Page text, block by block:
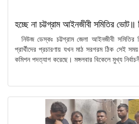
হচ্ছে না চট্টগ্রাম আইনজীবী সমিতির ভোট॥
নিউজ ডেস্কঃ চট্টগ্রাম জেলা আইনজীবী সমিতির
প্রার্থীদের প্রচারণায় যখন মাঠ সরগরম ঠিক সেই
কমিশন পদত্যাগ করেছে। মঙ্গলবার বিকেলে মুখ্য